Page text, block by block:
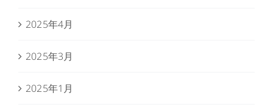
2025年4月
2025年3月
2025年1月